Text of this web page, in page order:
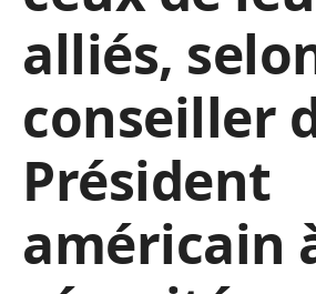
alliés,
conseiller
Président
américain